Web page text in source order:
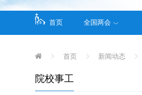
首页 全国两会
首页 新闻动态
院校事工